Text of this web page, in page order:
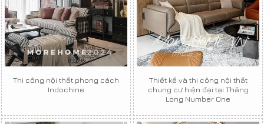
Thi công nội thất phong cách
Indochine
Thiết kế và thi công nội thất
chung cư hiện đại tại Thăng
Long Number One